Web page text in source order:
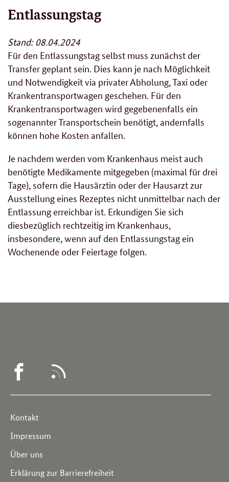
Entlassungstag
Stand: 08.04.2024
Für den Entlassungstag selbst muss zunächst der
Transfer geplant sein. Dies kann je nach Möglichkeit
und Notwendigkeit via privater Abholung, Taxi oder
Krankentransportwagen geschehen. Für den
Krankentransportwagen wird gegebenenfalls ein
sogenannter Transportschein benötigt, andernfalls
können hohe Kosten anfallen.
Je nachdem werden vom Krankenhaus meist auch
benötigte Medikamente mitgegeben (maximal für drei
Tage), sofern die Hausärztin oder der Hausarzt zur
Ausstellung eines Rezeptes nicht unmittelbar nach der
Entlassung erreichbar ist. Erkundigen Sie sich
diesbezüglich rechtzeitig im Krankenhaus,
insbesondere, wenn auf den Entlassungstag ein
Wochenende oder Feiertage folgen.
WEGWEISER
Service
Navigation
Kontakt
Impressum
Über uns
Erklärung zur Barrierefreiheit